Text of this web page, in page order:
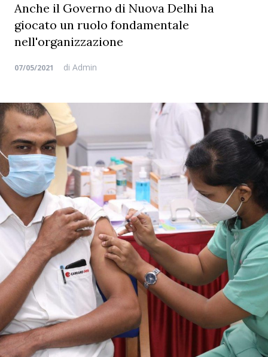
Anche il Governo di Nuova Delhi ha
giocato un ruolo fondamentale
nell'organizzazione
07/05/2021 di Admin